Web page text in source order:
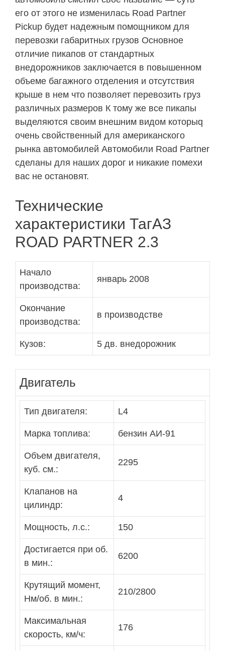
его от этого не изменилась Road Partner
Pickup будет надежным помощником для
перевозки габаритных грузов Основное
отличие пикапов от стандартных
внедорожников заключается в повышенном
объеме багажного отделения и отсутствия
крыше в нем что позволяет перевозить груз
различных размеров К тому же все пикапы
выделяются своим внешним видом которыq
очень свойственный для американского
рынка автомобилей Автомобили Road Partner
сделаны для наших дорог и никакие помехи
вас не остановят.
Технические
характеристики ТагАЗ
ROAD PARTNER 2.3
Начало
производства:
январь 2008
Окончание
производства:
в производстве
Кузов: 5 дв. внедорожник
Двигатель
Тип двигателя: L4
Марка топлива: бензин АИ-91
Объем двигателя,
куб. см.:
2295
Клапанов на
цилиндр:
4
Мощность, л.с.: 150
Достигается при об.
в мин.:
6200
Крутящий момент,
Нм/об. в мин.:
210/2800
Максимальная
скорость, км/ч:
176